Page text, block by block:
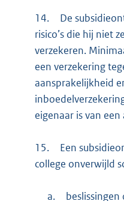
14.
De
risico’s die hij niet
verzekeren.
een verzekering
aansprakelijkheid
eigenaar is van
15.
Een
college onverwijld
a.